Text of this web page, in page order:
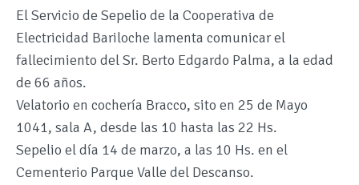
El Servicio de Sepelio de la Cooperativa de
Electricidad Bariloche lamenta comunicar el
fallecimiento del Sr. Berto Edgardo Palma, a la edad
de 66 años.
Velatorio en cochería Bracco, sito en 25 de Mayo
1041, sala A, desde las 10 hasta las 22 Hs.
Sepelio el día 14 de marzo, a las 10 Hs. en el
Cementerio Parque Valle del Descanso.